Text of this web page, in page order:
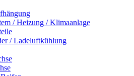
/ Heizung / Klimaanlage
/ Ladeluftkühlung